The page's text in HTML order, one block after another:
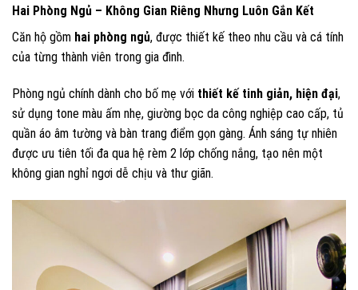
Hai Phòng Ngủ – Không Gian Riêng Nhưng Luôn Gắn Kết
Căn hộ gồm hai phòng ngủ, được thiết kế theo nhu cầu và cá tính
của từng thành viên trong gia đình.
Phòng ngủ chính dành cho bố mẹ với thiết kế tinh giản, hiện đại,
sử dụng tone màu ấm nhẹ, giường bọc da công nghiệp cao cấp, tủ
quần áo âm tường và bàn trang điểm gọn gàng. Ánh sáng tự nhiên
được ưu tiên tối đa qua hệ rèm 2 lớp chống nắng, tạo nên một
không gian nghỉ ngơi dễ chịu và thư giãn.